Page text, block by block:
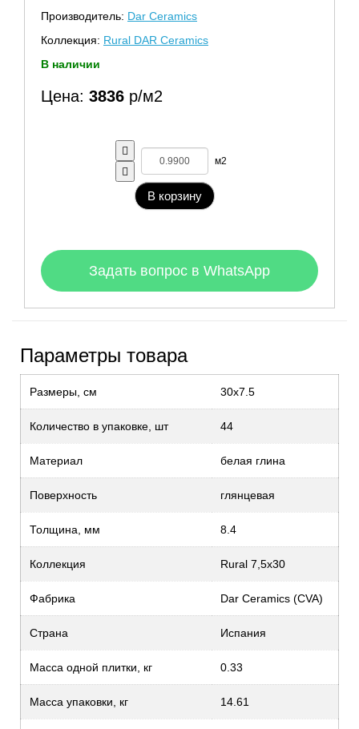
Производитель: Dar Ceramics
Коллекция: Rural DAR Ceramics
В наличии
Цена: 3836 р/м2
м2
В корзину
Задать вопрос в WhatsApp
Параметры товара
Размеры, см 30x7.5
Количество в упаковке, шт 44
Материал белая глина
Поверхность глянцевая
Толщина, мм 8.4
Коллекция Rural 7,5x30
Фабрика Dar Ceramics (CVA)
Страна Испания
Масса одной плитки, кг 0.33
Масса упаковки, кг 14.61